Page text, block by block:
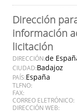
Dirección
información
licitación
DIRECCIÓN:de
CIUDAD:Badajoz
PAÍS:España
TLFNO:
FAX:
CORREO ELETRÓNICO:
DIRECCIÓN WEB: